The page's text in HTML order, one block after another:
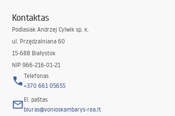
Kontaktas
Podlasiak Andrzej Cylwik sp. k.
ul. Przędzalniana 60
15-688 Białystok
NIP 966-216-01-21
Telefonas
+370 661 05655
El. paštas
biuras@vonioskambarys-rea.lt